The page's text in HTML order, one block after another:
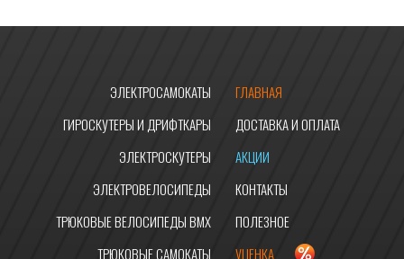
ЭЛЕКТРОСАМОКАТЫ
ГИРОСКУТЕРЫ И ДРИФТКАРЫ
ЭЛЕКТРОСКУТЕРЫ
ЭЛЕКТРОВЕЛОСИПЕДЫ
ТРЮКОВЫЕ ВЕЛОСИПЕДЫ BMX
ГЛАВНАЯ
ДОСТАВКА И ОПЛАТА
АКЦИИ
КОНТАКТЫ
ПОЛЕЗНОЕ
УЦЕНКА
ТРЮКОВЫЕ САМОКАТЫ